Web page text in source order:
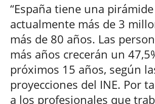
“España tiene una
actualmente más de 3
más de 80 años. Las
más años crecerán un
próximos 15 años, según
proyecciones del INE. Por
a los profesionales que